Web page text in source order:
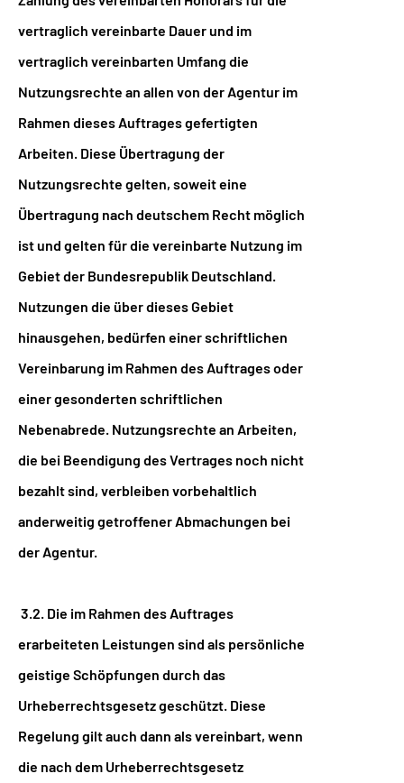
vertraglich vereinbarte Dauer und im
vertraglich vereinbarten Umfang die
Nutzungsrechte an allen von der Agentur im
Rahmen dieses Auftrages gefertigten
Arbeiten. Diese Übertragung der
Nutzungsrechte gelten, soweit eine
Übertragung nach deutschem Recht möglich
ist und gelten für die vereinbarte Nutzung im
Gebiet der Bundesrepublik Deutschland.
Nutzungen die über dieses Gebiet
hinausgehen, bedürfen einer schriftlichen
Vereinbarung im Rahmen des Auftrages oder
einer gesonderten schriftlichen
Nebenabrede. Nutzungsrechte an Arbeiten,
die bei Beendigung des Vertrages noch nicht
bezahlt sind, verbleiben vorbehaltlich
anderweitig getroffener Abmachungen bei
der Agentur.
3.2. Die im Rahmen des Auftrages
erarbeiteten Leistungen sind als persönliche
geistige Schöpfungen durch das
Urheberrechtsgesetz geschützt. Diese
Regelung gilt auch dann als vereinbart, wenn
die nach dem Urheberrechtsgesetz